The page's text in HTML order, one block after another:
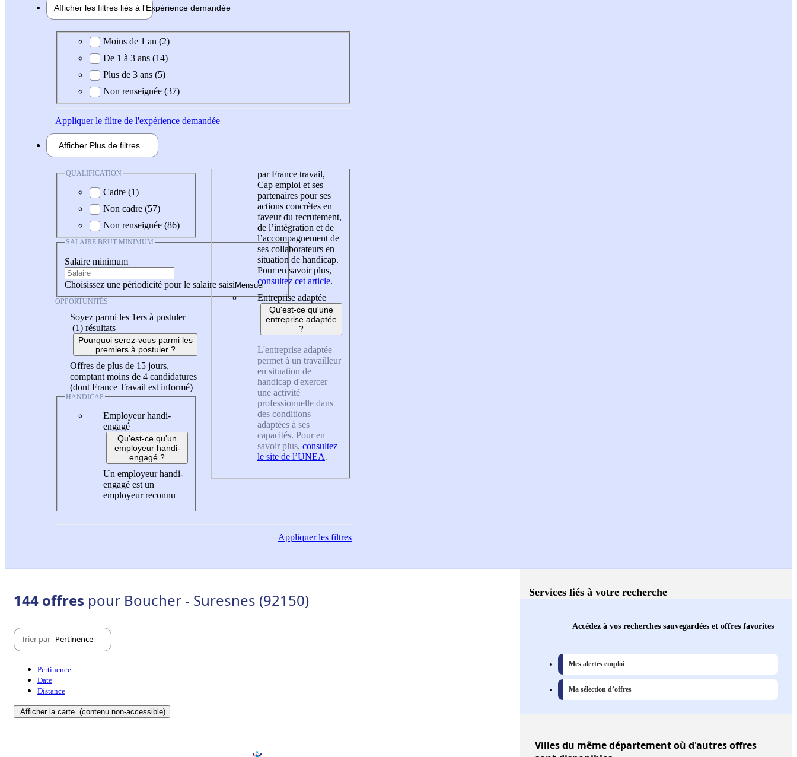
Afficher les filtres liés à l'Expérience demandée
Expérience demandée
Moins de 1 an (2)
De 1 à 3 ans (14)
Plus de 3 ans (5)
Non renseignée (37)
Appliquerle filtre de l'expérience demandée
Afficher Plus de filtres
QUALIFICATION
Cadre (1)
Non cadre (57)
Non renseignée (86)
SALAIRE BRUT MINIMUM
Salaire minimum
Choisissez une périodicité pour le salaire saisi
OPPORTUNITÉS
Soyez parmi les 1ers à postuler
(1) résultats
Pourquoi serez-vous parmi les
premiers à postuler ?
Offres de plus de 15 jours,
comptant moins de 4 candidatures
(dont France Travail est informé)
HANDICAP
Employeur handi-
engagé
Qu'est-ce qu'un
employeur handi-
engagé ?
Un employeur handi-
engagé est un
employeur reconnu
par France travail,
Cap emploi et ses
partenaires pour ses
actions concrètes en
faveur du recrutement,
de l’intégration et de
l’accompagnement de
ses collaborateurs en
situation de handicap.
Pour en savoir plus,
consultez cet article.
Entreprise adaptée
Qu'est-ce qu'une
entreprise adaptée
?
L'entreprise adaptée
permet à un travailleur
en situation de
handicap d'exercer
une activité
professionnelle dans
des conditions
adaptées à ses
capacités. Pour en
savoir plus, consultez
le site de l’UNEA.
Appliquerles filtres
144 offres pour Boucher - Suresnes (92150)
Trier par Pertinence
Pertinence
Date
Distance
Afficher la carte (contenu non-accessible)
Services liés à votre recherche
Accédez à vos recherches sauvegardées et offres favorites
Mes alertes emploi
Ma sélection d’offres
Villesdu même département où d'autres offres